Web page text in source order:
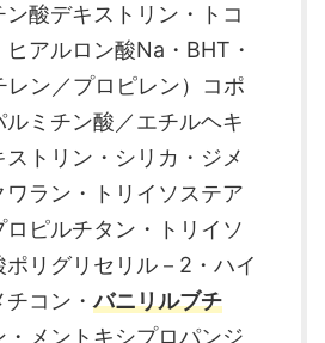
ン酸デキストリン・トコ
アルロン酸Na・BHT・
レン／プロピレン）コポ
ルミチン酸／エチルヘキ
トリン・シリカ・ジメ
ワラン・トリイソステア
ロピルチタン・トリイソ
ポリグリセリル－2・ハイ
チコン・バニリルブチ
・メントキシプロパンジ